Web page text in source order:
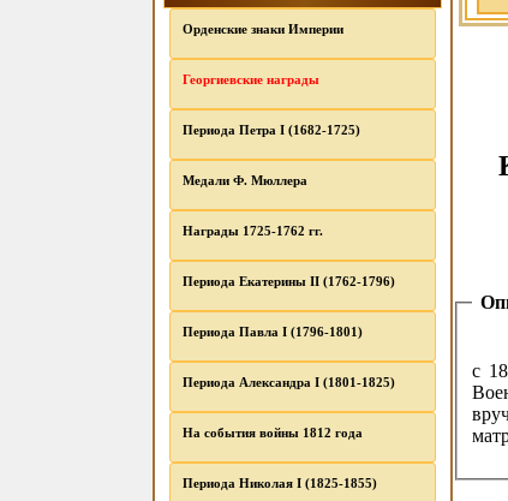
Орденские знаки Империи
Георгиевские награды
Периода Петра I (1682-1725)
Медали Ф. Мюллера
Награды 1725-1762 гг.
Периода Екатерины II (1762-1796)
Периода Павла I (1796-1801)
Периода Александра I (1801-1825)
На события войны 1812 года
Периода Николая I (1825-1855)
с